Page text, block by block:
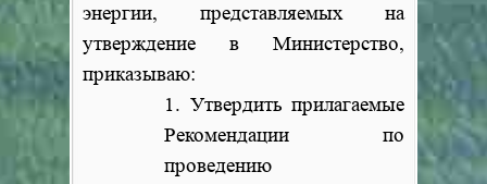
энергии, представляемых на
утверждение в Министерство,
приказываю:
1. Утвердить прилагаемые
Рекомендации по
проведению